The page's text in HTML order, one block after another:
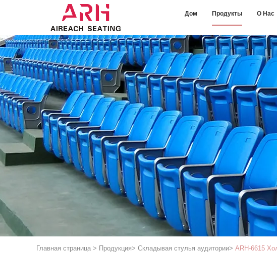
Дом Продукты О Нас
Главная страница > Продукция> Складывая стулья аудитории> ARH-6615